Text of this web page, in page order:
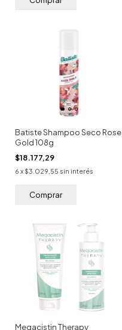
Batiste Shampoo Seco Rose
Gold 108g
$18.177,29
6 x $3.029,55 sin interés
Megacistin Therapy